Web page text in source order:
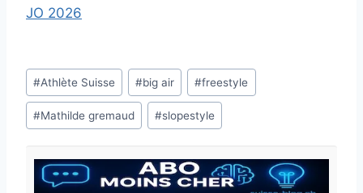
JO 2026
Étiquettes
de
la
#Athlète Suisse #big air #freestyle
#Mathilde gremaud #slopestyle